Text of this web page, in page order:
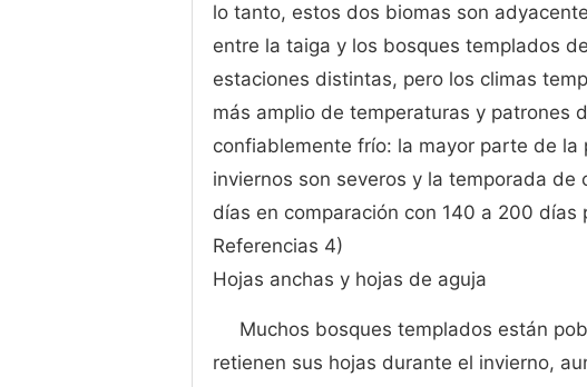
lo tanto, estos dos biomas son
entre la taiga y los bosques templados
estaciones distintas, pero los climas
más amplio de temperaturas y patrones
confiablemente frío: la mayor parte de
inviernos son severos y la temporada
días en comparación con 140 a 200
Referencias 4)
Hojas anchas y hojas de aguja
Muchos bosques templados están
retienen sus hojas durante el invierno,